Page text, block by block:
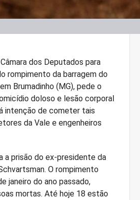
dos Deputados para
rompimento da barragem do
Brumadinho (MG), pede o
doloso e lesão corporal
intenção de cometer tais
da Vale e engenheiros
a prisão do ex-presidente da
O rompimento
janeiro do ano passado,
mortas. Até hoje 18 estão